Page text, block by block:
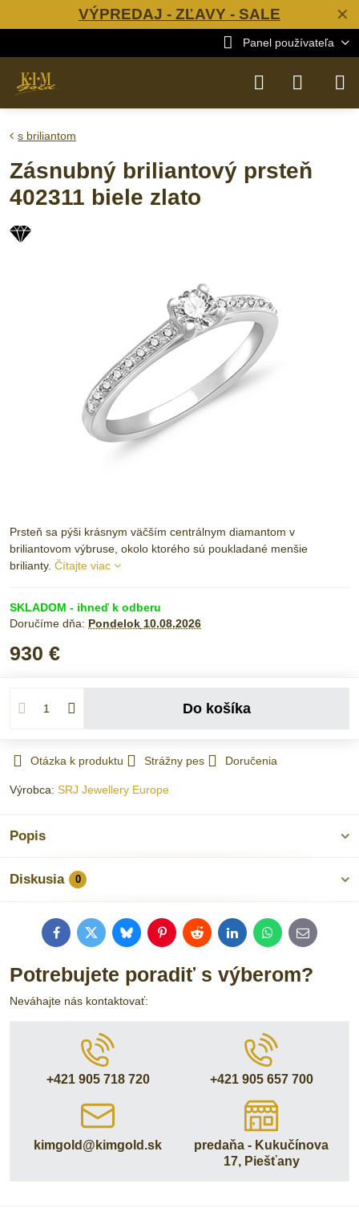
✕
VÝPREDAJ - ZĽAVY - SALE
Panel používateľa
s briliantom
Zásnubný briliantový prsteň
402311 biele zlato
Prsteň sa pýši krásnym väčším centrálnym diamantom v
briliantovom výbruse, okolo ktorého sú poukladané menšie
brilianty. Čítajte viac
SKLADOM - ihneď k odberu
Doručíme dňa: Pondelok 10.08.2026
930 €
Do košíka
Otázka k produktu Strážny pes Doručenia
Výrobca: SRJ Jewellery Europe
Popis
Diskusia 0
FacebookTwitterBlueskyPinterestRedditLinkedInWhatsApp
E-
mail
Potrebujete poradiť s výberom?
Neváhajte nás kontaktovať:
+421 905 718 720 +421 905 657 700
kimgold​@kimgold​.sk
predaňa - Kukučínova
17, Piešťany